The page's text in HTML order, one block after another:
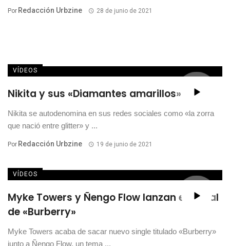
Por Redacción Urbzine 28 de junio de 2021
VÍDEOS
Nikita y sus «Diamantes amarillos»
Nikita se autodenomina en sus redes sociales como «la zorra
que nació entre glitter» y ...
Por Redacción Urbzine 19 de junio de 2021
VÍDEOS
Myke Towers y Ñengo Flow lanzan el visual
de «Burberry»
Myke Towers acaba de sacar nuevo single titulado «Burberry»
junto a Ñengo Flow, un tema ...